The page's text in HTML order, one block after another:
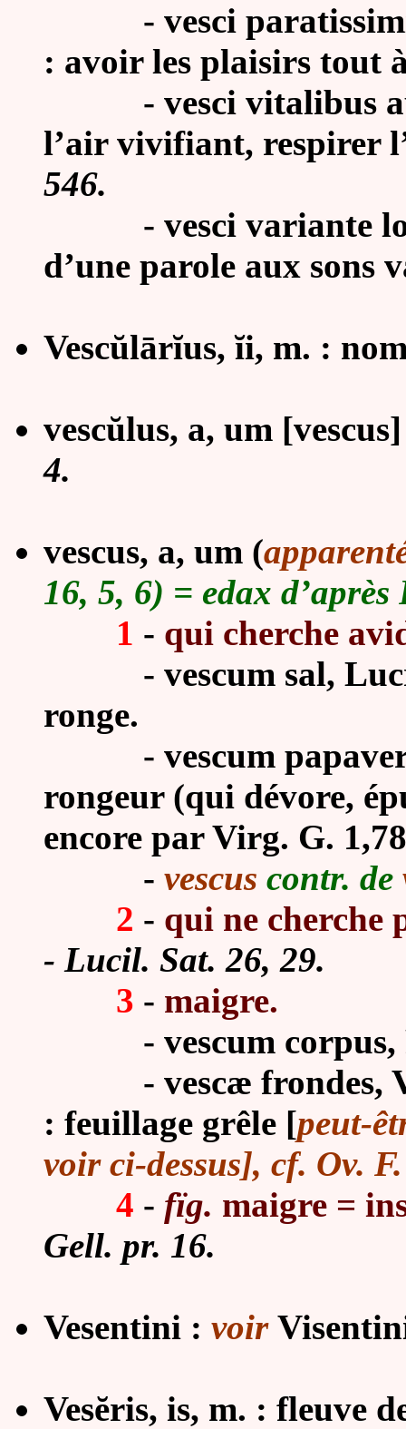
- vesci
: avoir les plaisirs tout
- vesci vitalibus
l’air vivifiant, respirer
546.
- vesci variante
d’une parole aux sons
Vescŭlārĭus, ĭi, m. :
vescŭlus, a, um
4.
vescus, a, um (
16, 5, 6) = edax d’après
1 - qui cherche
- vescum sal,
ronge.
- vescum
rongeur (qui dévore,
encore par Virg. G.
- vescus contr. de
2 - qui ne cherche
- Lucil. Sat. 26, 29.
3 - maigre.
- vescum
- vescæ frondes,
: feuillage grêle [peut-
voir ci-dessus], cf. Ov.
4 - fïg. maigre =
Gell. pr. 16.
Vesentini : voir
Vesĕris, is, m. : fleuve